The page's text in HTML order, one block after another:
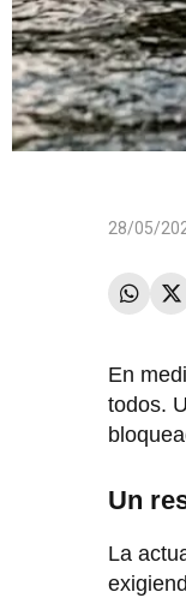
28/05/
En
todos.
Un
La